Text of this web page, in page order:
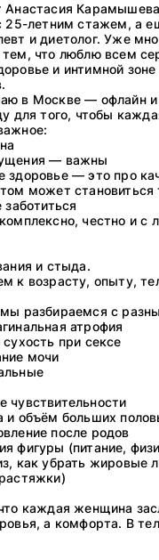
Анастасия
25-летним стажем, а
и диетолог. Уже
что люблю всем
и интимной
в Москве — офлайн и
для того, чтобы
— важны
здоровье — это про
может становиться
заботиться
честно и с
и стыда.
к возрасту, опыту,
разбираемся с
атрофия
при сексе
мочи
чувствительности
и объём больших
после родов
фигуры (питание,
как убрать жировые
каждая женщина
а комфорта. В